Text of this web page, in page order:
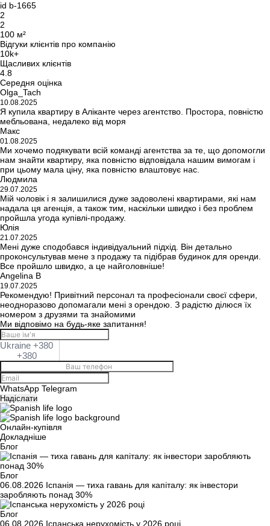
id b-1665
2
2
100 м²
Відгуки клієнтів про компанію
10k+
Щасливих клієнтів
4.8
Середня оцінка
Olga_Tach
10.08.2025
Я купила квартиру в Аліканте через агентство. Простора, повністю
мебльована, недалеко від моря
Макс
01.08.2025
Ми хочемо подякувати всій команді агентства за те, що допомогли
нам знайти квартиру, яка повністю відповідала нашим вимогам і
при цьому мала ціну, яка повністю влаштовує нас.
Людмила
29.07.2025
Мій чоловік і я залишилися дуже задоволені квартирами, які нам
надала ця агенція, а також тим, наскільки швидко і без проблем
пройшла угода купівлі-продажу.
Юлія
21.07.2025
Мені дуже сподобався індивідуальний підхід. Він детально
проконсультував мене з продажу та підібрав будинок для оренди.
Все пройшло швидко, а це найголовніше!
Angelina B
19.07.2025
Рекомендую! Привітний персонал та професіонали своєї сфери,
неодноразово допомагали мені з орендою. З радістю ділюся їх
номером з друзями та знайомими
Ми відповімо на будь-яке запитання!
Ukraine +380
+380
WhatsApp Telegram
Надіслати
Онлайн-купівля
Докладніше
Блог
Блог
06.08.2026 Іспанія — тиха гавань для капіталу: як інвестори
заробляють понад 30%
Блог
06.08.2026 Іспанська нерухомість у 2026 році